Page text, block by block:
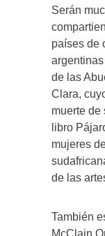
Serán
países de
de las
Clara,
muerte de
libro
mujeres
de las
También
McClain